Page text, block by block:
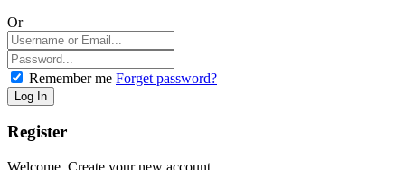
Or
Remember me Forget password?
Register